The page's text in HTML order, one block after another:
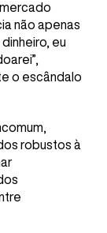
não apenas
eu
o escândalo
robustos à